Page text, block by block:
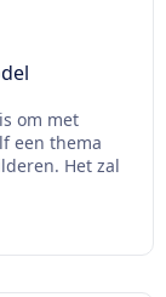
om met
een thema
Het zal